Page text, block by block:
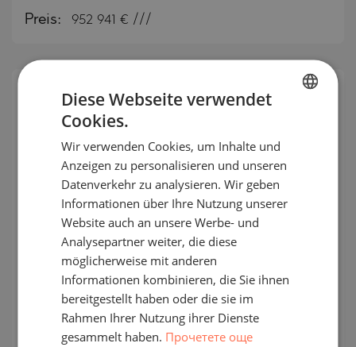
Preis:
952 941 € ///
Okan Tower – ein neuer
multifunktionaler Komplex in
Zusammenarbeit mit dem Hilton
Hotel in Miami
ENGLISH
GERMAN
FRENCH
ROMANIAN
Diese Webseite verwendet
Cookies.
Wir verwenden Cookies, um Inhalte und
Anzeigen zu personalisieren und unseren
Datenverkehr zu analysieren. Wir geben
Informationen über Ihre Nutzung unserer
Website auch an unsere Werbe- und
Analysepartner weiter, die diese
möglicherweise mit anderen
Informationen kombinieren, die Sie ihnen
bereitgestellt haben oder die sie im
Rahmen Ihrer Nutzung ihrer Dienste
gesammelt haben. Прочетете още